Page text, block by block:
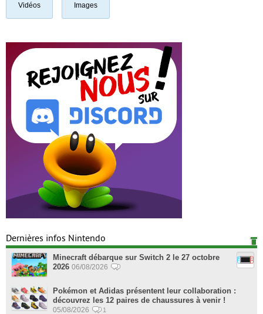
Vidéos Images
Dernières infos Nintendo
Minecraft débarque sur Switch 2 le 27 octobre
2026 06/08/2026
Pokémon et Adidas présentent leur collaboration :
découvrez les 12 paires de chaussures à venir !
05/08/2026 1